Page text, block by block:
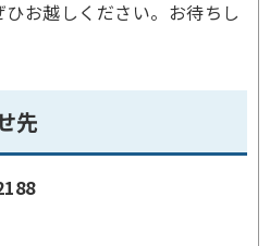
お越しください。お待ちし
先